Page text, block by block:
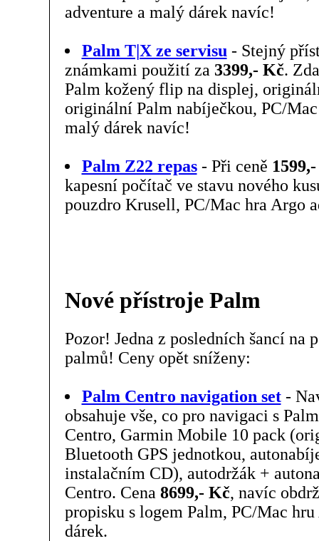
adventure a malý dárek navíc!
Palm T|X ze servisu - Stejný
známkami použití za 3399,- Kč.
Palm kožený flip na displej,
originální Palm nabíječkou, PC/
malý dárek navíc!
Palm Z22 repas- Při ceně
kapesní počítač ve stavu nového
pouzdro Krusell, PC/Mac hra Argo
Nové přístroje Palm
Pozor! Jedna z posledních šancí na
palmů! Ceny opět sníženy:
Palm Centro navigation set-
obsahuje vše, co pro navigaci s
Centro, Garmin Mobile 10 pack
Bluetooth GPS jednotkou,
instalačním CD), autodržák +
Centro. Cena 8699,- Kč, navíc
propisku s logem Palm, PC/Mac
dárek.